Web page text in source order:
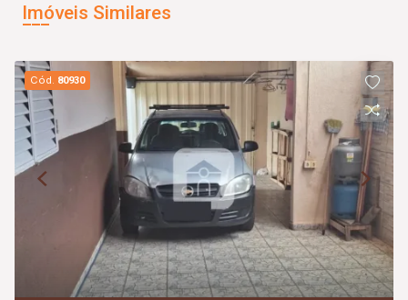
Imóveis Similares
Cód. 80930